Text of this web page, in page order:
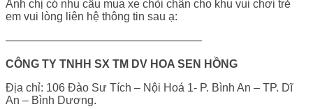
Anh chị có nhu cầu mua xe chòi chân cho khu vui chơi trẻ
em vui lòng liên hệ thông tin sau ạ:
—————————————————–
CÔNG TY TNHH SX TM DV HOA SEN HỒNG
Địa chỉ: 106 Đào Sư Tích – Nội Hoá 1- P. Bình An – TP. Dĩ
An – Bình Dương.